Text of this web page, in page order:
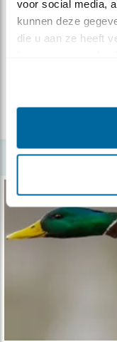
voor social media,
kunnen deze
die u aan ze heeft
Nieuws
Tel mee in het